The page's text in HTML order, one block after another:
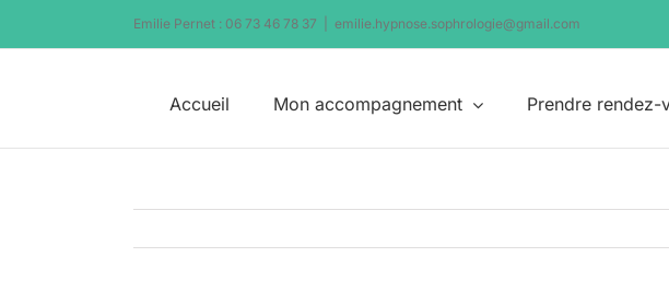
Emilie Pernet : 06 73 46 78 37 emilie.hypnose.sophrologie@gmail.com
Accueil Mon accompagnement Prendre rendez-